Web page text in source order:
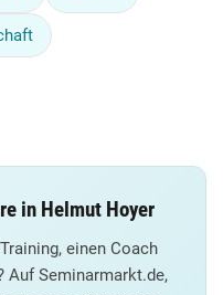
in Helmut Hoyer
einen Coach
Auf Seminarmarkt.de,